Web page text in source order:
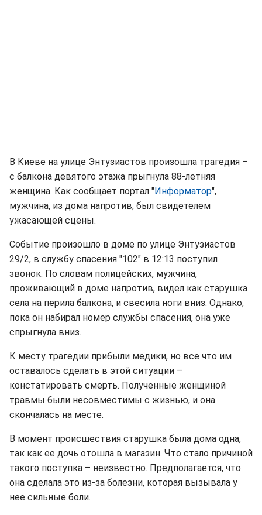
В Киеве на улице Энтузиастов произошла трагедия –
с балкона девятого этажа прыгнула 88-летняя
женщина. Как сообщает портал "Информатор",
мужчина, из дома напротив, был свидетелем
ужасающей сцены.
Событие произошло в доме по улице Энтузиастов
29/2, в службу спасения "102" в 12:13 поступил
звонок. По словам полицейских, мужчина,
проживающий в доме напротив, видел как старушка
села на перила балкона, и свесила ноги вниз. Однако,
пока он набирал номер службы спасения, она уже
спрыгнула вниз.
К месту трагедии прибыли медики, но все что им
оставалось сделать в этой ситуации –
констатировать смерть. Полученные женщиной
травмы были несовместимы с жизнью, и она
скончалась на месте.
В момент происшествия старушка была дома одна,
так как ее дочь отошла в магазин. Что стало причиной
такого поступка – неизвестно. Предполагается, что
она сделала это из-за болезни, которая вызывала у
нее сильные боли.